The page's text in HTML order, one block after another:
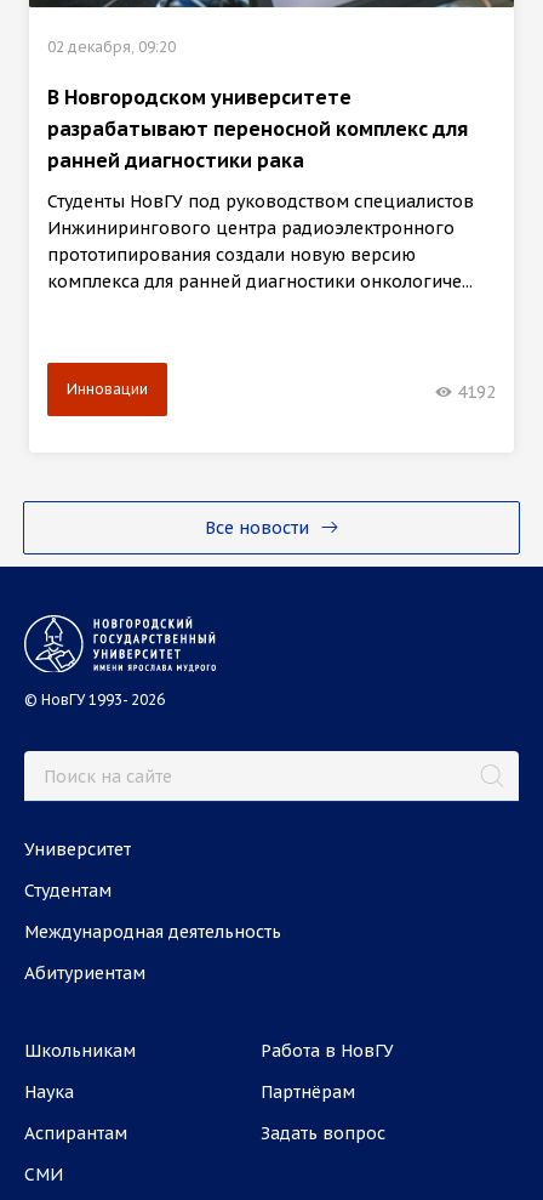
Все новости
02 декабря, 09:20
В Новгородском университете
разрабатывают переносной комплекс для
ранней диагностики рака
Студенты НовГУ под руководством специалистов
Инжинирингового центра радиоэлектронного
прототипирования создали новую версию
комплекса для ранней диагностики онкологиче...
Инновации 4192
© НовГУ 1993- 2026
Университет
Студентам
Международная деятельность
Абитуриентам
Школьникам
Наука
Аспирантам
СМИ
Работа в НовГУ
Партнёрам
Задать вопрос